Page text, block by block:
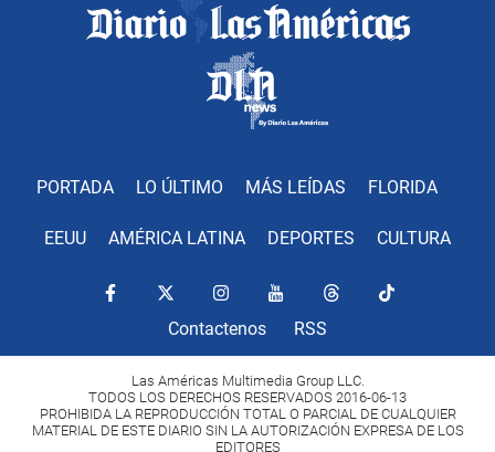
PORTADA LO ÚLTIMO MÁS LEÍDAS FLORIDA
EEUU AMÉRICA LATINA DEPORTES CULTURA
Contactenos RSS
Las Américas Multimedia Group LLC.
TODOS LOS DERECHOS RESERVADOS 2016-06-13
PROHIBIDA LA REPRODUCCIÓN TOTAL O PARCIAL DE CUALQUIER
MATERIAL DE ESTE DIARIO SIN LA AUTORIZACIÓN EXPRESA DE LOS
EDITORES